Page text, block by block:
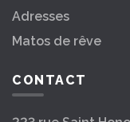
Adresses
Matos de rêve
CONTACT